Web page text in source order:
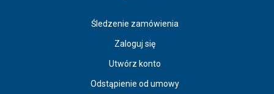
Śledzenie zamówienia
Zaloguj się
Utwórz konto
Odstąpienie od umowy